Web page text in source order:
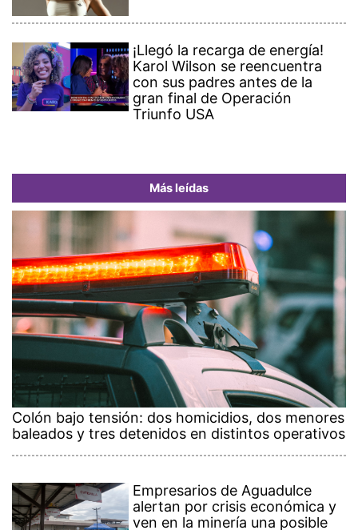
¡Llegó la recarga de energía!
Karol Wilson se reencuentra
con sus padres antes de la
gran final de Operación
Triunfo USA
Más leídas
Colón bajo tensión: dos homicidios, dos menores
baleados y tres detenidos en distintos operativos
Empresarios de Aguadulce
alertan por crisis económica y
ven en la minería una posible